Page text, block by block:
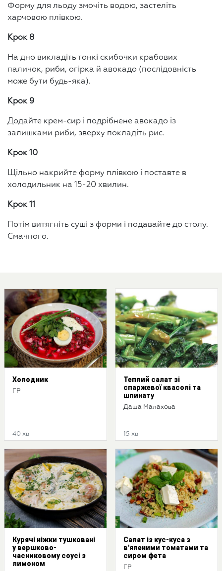
Форму для льоду змочіть водою, застеліть
харчовою плівкою.
Крок 8
На дно викладіть тонкі скибочки крабових
паличок, риби, огірка й авокадо (послідовність
може бути будь-яка).
Крок 9
Додайте крем-сир і подрібнене авокадо із
залишками риби, зверху покладіть рис.
Крок 10
Щільно накрийте форму плівкою і поставте в
холодильник на 15-20 хвилин.
Крок 11
Потім витягніть суші з форми і подавайте до столу.
Смачного.
Холодник
ГР
40 хв
Теплий салат зі
спаржевої квасолі та
шпинату
Даша Малахова
15 хв
Курячі ніжки тушковані
у вершково-
часниковому соусі з
лимоном
Салат із кус-куса з
в'яленими томатами та
сиром фета
ГР